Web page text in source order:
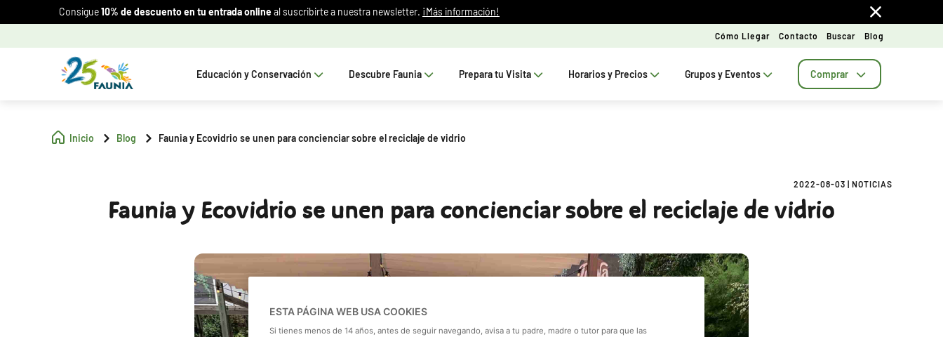
Consigue10% de descuento en tu entrada onlineal suscribirte a nuestra newsletter. ¡Más información!
Cómo Llegar Contacto Buscar Blog
Educación y Conservación Descubre Faunia Prepara tu Visita Horarios y Precios Grupos y Eventos Comprar
Inicio Blog Faunia y Ecovidrio se unen para concienciar sobre el reciclaje de vidrio
2022-08-03 NOTICIAS
Faunia y Ecovidrio se unen para concienciar sobre el reciclaje de vidrio
ESTA PÁGINA WEB USA COOKIES
Si tienes menos de 14 años, antes de seguir navegando, avisa a tu padre, madre o tutor para que las